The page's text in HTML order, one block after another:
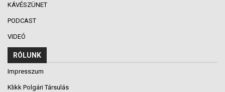
KÁVÉSZÜNET
PODCAST
VIDEÓ
RÓLUNK
Impresszum
Klikk Polgári Társulás